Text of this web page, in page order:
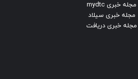
مجله خبری mydtc
مجله خبری سیلاد
مجله خبری دریافت